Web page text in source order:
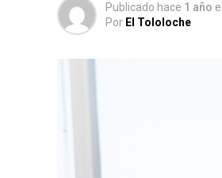
Publicado hace 1 año el
Por El Tololoche